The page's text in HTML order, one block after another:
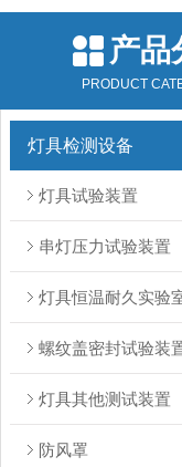
产品
PRODUCT
灯具检测设备
灯具试验装置
串灯压力试验装置
灯具恒温耐久实验
螺纹盖密封试验装
灯具其他测试装置
防风罩